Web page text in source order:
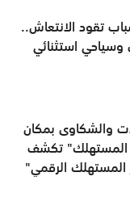
تقود الانتعاش..
استثنائي
والشكاوى بمكان
المستهلك" تكشف
المستهلك الرقمي"